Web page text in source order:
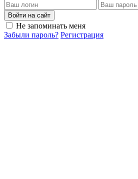
Войти на сайт
Не запоминать меня
Забыли пароль? Регистрация